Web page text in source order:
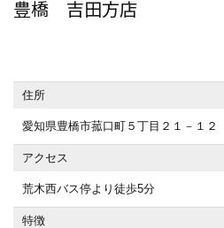
豊橋 吉田方店
住所
愛知県豊橋市菰口町５丁目２１－１２
アクセス
荒木西バス停より徒歩5分
特徴